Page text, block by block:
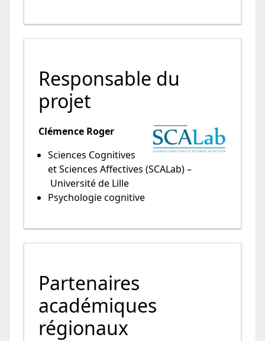
Responsable du
projet
Clémence Roger
Sciences Cognitives
et Sciences Affectives (SCALab) –
Université de Lille
Psychologie cognitive
Partenaires
académiques
régionaux